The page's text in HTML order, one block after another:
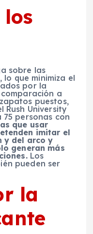
los
sobre las
que minimiza el
por la
a
puestos,
Rush University
personas con
que usar
imitar el
y del arco y
generan más
Los
pueden ser
la